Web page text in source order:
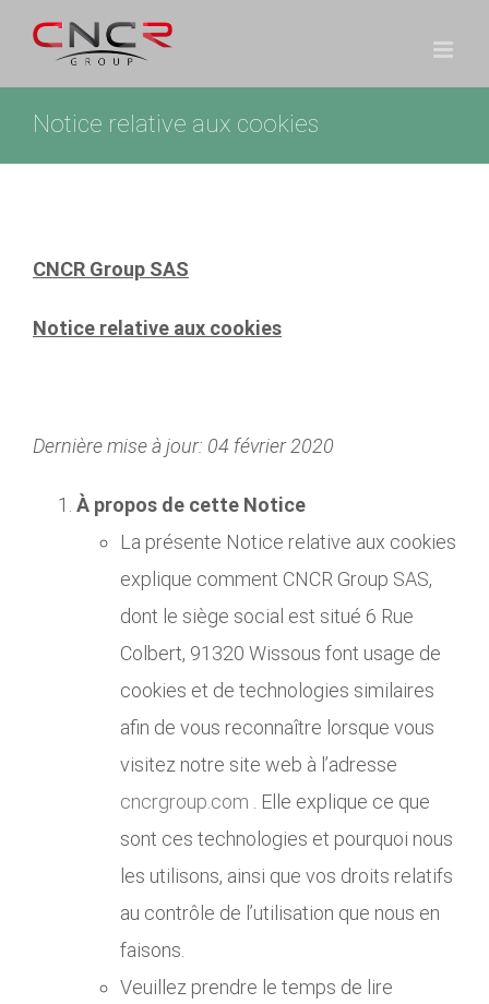
Passer
contenu
Notice relative aux cookies
CNCR Group SAS
Notice relative aux cookies
Dernière mise à jour: 04 février 2020
À propos de cette Notice
La présente Notice relative aux cookies
explique comment CNCR Group SAS,
dont le siège social est situé 6 Rue
Colbert, 91320 Wissous font usage de
cookies et de technologies similaires
afin de vous reconnaître lorsque vous
visitez notre site web à l’adresse
cncrgroup.com . Elle explique ce que
sont ces technologies et pourquoi nous
les utilisons, ainsi que vos droits relatifs
au contrôle de l’utilisation que nous en
faisons.
Veuillez prendre le temps de lire